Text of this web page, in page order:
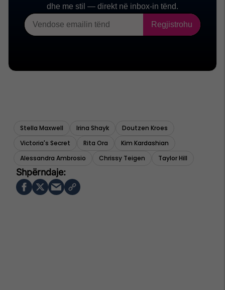
Stella Maxwell Irina Shayk
Doutzen Kroes
Victoria's Secret
Rita Ora
Kim Kardashian
Alessandra Ambrosio
Chrissy Teigen Taylor Hill